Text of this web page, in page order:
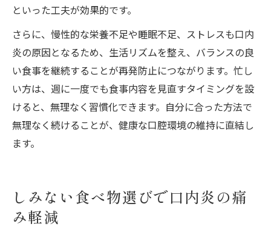
といった工夫が効果的です。
さらに、慢性的な栄養不足や睡眠不足、ストレスも口内
炎の原因となるため、生活リズムを整え、バランスの良
い食事を継続することが再発防止につながります。忙し
い方は、週に一度でも食事内容を見直すタイミングを設
けると、無理なく習慣化できます。自分に合った方法で
無理なく続けることが、健康な口腔環境の維持に直結し
ます。
しみない食べ物選びで口内炎の痛
み軽減